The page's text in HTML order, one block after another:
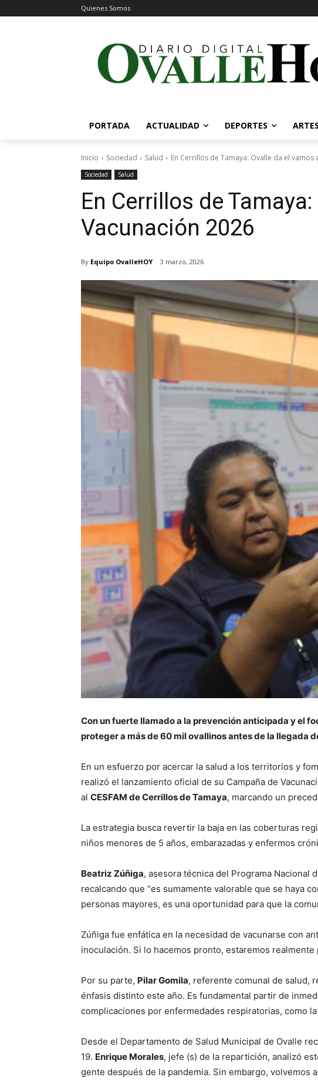
Quienes Somos
PORTADA ACTUALIDAD DEPORTES
Inicio Sociedad Salud En Cerrillos de Tamaya: Ovalle da el vamos
Sociedad Salud
En Cerrillos de
Vacunación 2026
By Equipo OvalleHOY 3 marzo, 2026
Con un fuerte llamado a la prevención anticipada y el
proteger a más de 60 mil ovallinos antes de la llegada
En un esfuerzo por acercar la salud a los territorios y
realizó el lanzamiento oficial de su Campaña de
al CESFAM de Cerrillos de Tamaya, marcando un
La estrategia busca revertir la baja en las coberturas
niños menores de 5 años, embarazadas y enfermos
Beatriz Zúñiga, asesora técnica del Programa Nacional
recalcando que “es sumamente valorable que se haya
personas mayores, es una oportunidad para que la
Zúñiga fue enfática en la necesidad de vacunarse con
inoculación. Si lo hacemos pronto, estaremos
Por su parte, Pilar Gomila, referente comunal de salud,
énfasis distinto este año. Es fundamental partir de
complicaciones por enfermedades respiratorias, como
Desde el Departamento de Salud Municipal de Ovalle
19. Enrique Morales, jefe (s) de la repartición, analizó
gente después de la pandemia. Sin embargo, volvemos